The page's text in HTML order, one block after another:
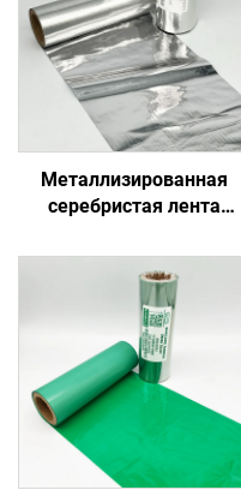
Металлизированная
серебристая лента